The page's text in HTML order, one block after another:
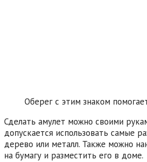
Оберег с этим знаком
Сделать амулет можно своими
допускается использовать самые
дерево или металл. Также можно
на бумагу и разместить его в доме.